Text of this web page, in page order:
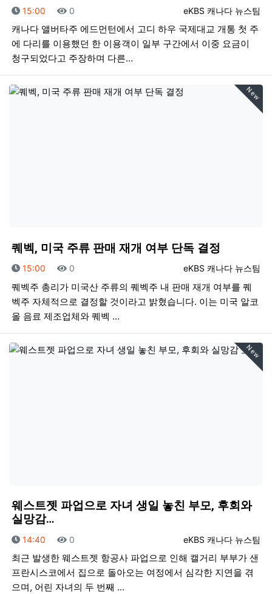
등록자
eKBS 캐나다 뉴스팀
등록일
15:00 조회
0
캐나다 앨버타주 에드먼턴에서 고디 하우 국제대교 개통 첫 주
에 다리를 이용했던 한 이용객이 일부 구간에서 이중 요금이
청구되었다고 주장하며 다른…
New
퀘벡, 미국 주류 판매 재개 여부 단독 결정
등록자
eKBS 캐나다 뉴스팀
등록일
15:00 조회
0
퀘벡주 총리가 미국산 주류의 퀘벡주 내 판매 재개 여부를 퀘
벡주 자체적으로 결정할 것이라고 밝혔습니다. 이는 미국 알코
올 음료 제조업체와 퀘벡 …
New
웨스트젯 파업으로 자녀 생일 놓친 부모, 후회와
실망감…
등록자
eKBS 캐나다 뉴스팀
등록일
14:40 조회
0
최근 발생한 웨스트젯 항공사 파업으로 인해 캘거리 부부가 샌
프란시스코에서 집으로 돌아오는 여정에서 심각한 지연을 겪
으며, 어린 자녀의 두 번째 …